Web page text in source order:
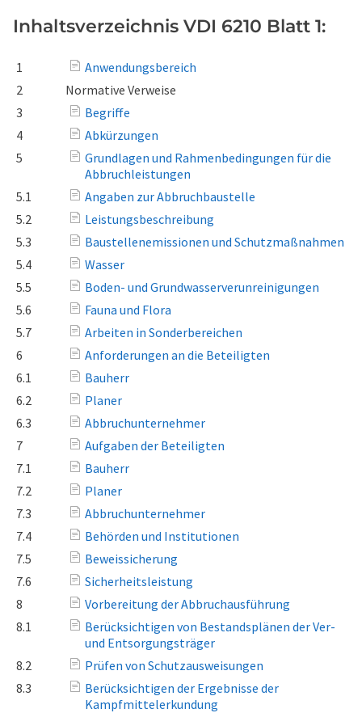
Inhaltsverzeichnis VDI 6210 Blatt 1:
1
Anwendungsbereich
2
Normative Verweise
3
Begriffe
4
Abkürzungen
5
Grundlagen und Rahmenbedingungen für die
Abbruchleistungen
5.1
Angaben zur Abbruchbaustelle
5.2
Leistungsbeschreibung
5.3
Baustellenemissionen und Schutzmaßnahmen
5.4
Wasser
5.5
Boden- und Grundwasserverunreinigungen
5.6
Fauna und Flora
5.7
Arbeiten in Sonderbereichen
6
Anforderungen an die Beteiligten
6.1
Bauherr
6.2
Planer
6.3
Abbruchunternehmer
7
Aufgaben der Beteiligten
7.1
Bauherr
7.2
Planer
7.3
Abbruchunternehmer
7.4
Behörden und Institutionen
7.5
Beweissicherung
7.6
Sicherheitsleistung
8
Vorbereitung der Abbruchausführung
8.1
Berücksichtigen von Bestandsplänen der Ver-
und Entsorgungsträger
8.2
Prüfen von Schutzausweisungen
8.3
Berücksichtigen der Ergebnisse der
Kampfmittelerkundung